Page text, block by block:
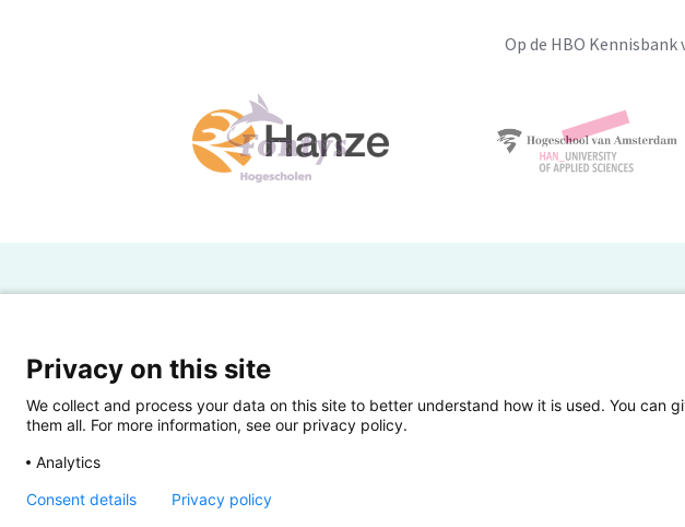
Op de HBO
Powered by SURF
Eigen onderzoek publiceren
Privacy on this site
We collect and process your data on this site to better understand how it is used. You can
them all. For more information, see our privacy policy.
Analytics
Consent details Privacy policy